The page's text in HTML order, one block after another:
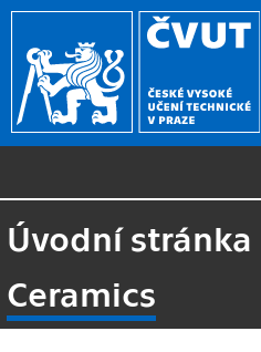
Úvodní stránka
Ceramics